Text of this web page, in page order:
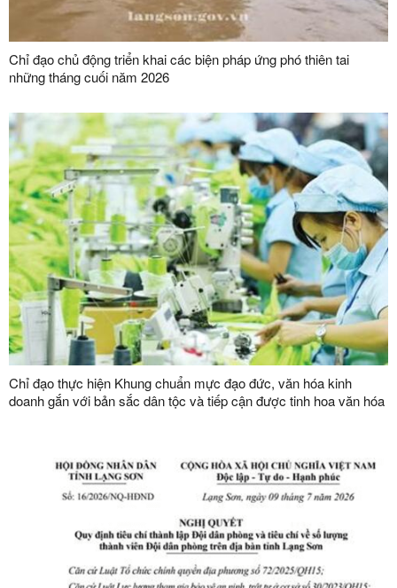
Chỉ đạo chủ động triển khai các biện pháp ứng phó thiên tai
những tháng cuối năm 2026
Chỉ đạo thực hiện Khung chuẩn mực đạo đức, văn hóa kinh
doanh gắn với bản sắc dân tộc và tiếp cận được tinh hoa văn hóa